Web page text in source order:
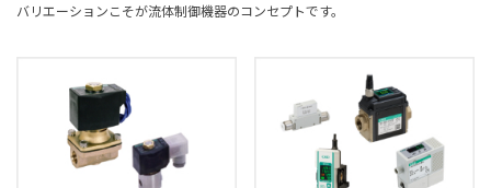
バリエーションこそが流体制御機器のコンセプトです。